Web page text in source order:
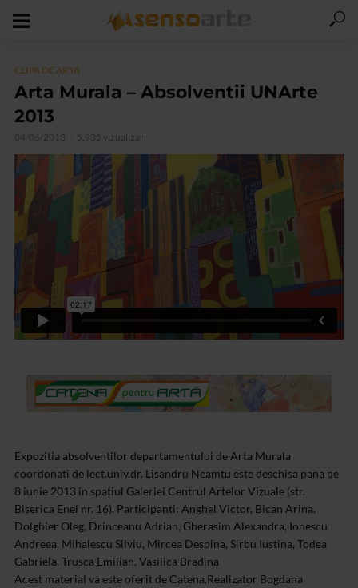
CLIPA DE ARTA
Arta Murala – Absolventii UNArte
2013
04/06/2013 5.935 vizualizari
Expozitia absolventilor departamentului de Arta Murala
coordonati de lect.univ.dr. Lisandru Neamtu este deschisa pana pe
8 iunie 2013 in spatiul Galeriei Centrul Artelor Vizuale (str.
Biserica Enei nr. 16). Participanti: Anghel Victor, Bican Arina,
Dolghier Oleg, Drinceanu Adrian, Gherasim Alexandra, Ionescu
Andreea, Mihalescu Silviu, Mircea Despina, Sirbu Iustina, Todea
Gabriela, Trusca Emilian, Vasilica Bradina
Acest material va este oferit de Catena.Realizator Bogdana